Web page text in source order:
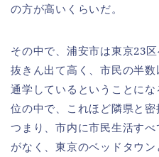
の方が高いくらいだ。
その中で、浦安市は東京23
抜きん出て高く、市民の半
通学しているということに
位の中で、これほど隣県と密
つまり、市内に市民生活す
がなく、東京のベッドタウ